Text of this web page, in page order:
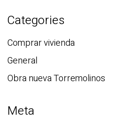
Categories
Comprar vivienda
General
Obra nueva Torremolinos
Meta